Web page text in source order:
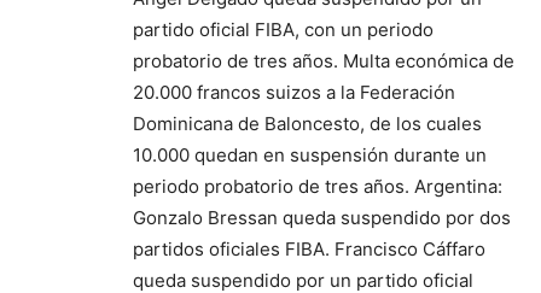
partido oficial FIBA, con un periodo
probatorio de tres años. Multa económica de
20.000 francos suizos a la Federación
Dominicana de Baloncesto, de los cuales
10.000 quedan en suspensión durante un
periodo probatorio de tres años. Argentina:
Gonzalo Bressan queda suspendido por dos
partidos oficiales FIBA. Francisco Cáffaro
queda suspendido por un partido oficial